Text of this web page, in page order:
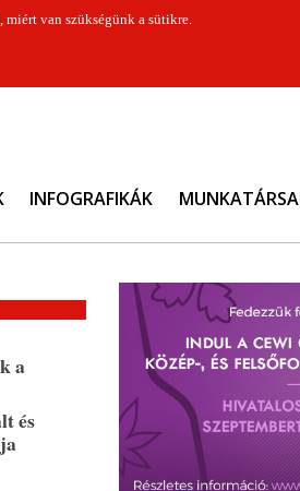
van szükségünk a sütikre.
INFOGRAFIKÁK
a
és